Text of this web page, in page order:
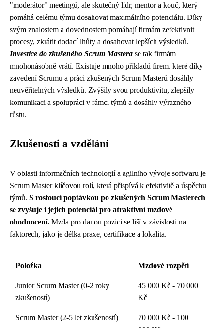
"moderátor" meetingů, ale skutečný lídr, mentor a kouč, který
pomáhá celému týmu dosahovat maximálního potenciálu. Díky
svým znalostem a dovednostem pomáhají firmám zefektivnit
procesy, zkrátit dodací lhůty a dosahovat lepších výsledků.
Investice do zkušeného Scrum Mastera se tak firmám
mnohonásobně vrátí. Existuje mnoho příkladů firem, které díky
zavedení Scrumu a práci zkušených Scrum Masterů dosáhly
neuvěřitelných výsledků. Zvýšily svou produktivitu, zlepšily
komunikaci a spolupráci v rámci týmů a dosáhly výrazného
růstu.
Zkušenosti a vzdělání
V oblasti informačních technologií a agilního vývoje softwaru je
Scrum Master klíčovou rolí, která přispívá k efektivitě a úspěchu
týmů. S rostoucí poptávkou po zkušených Scrum Masterech
se zvyšuje i jejich potenciál pro atraktivní mzdové
ohodnocení. Mzda pro danou pozici se liší v závislosti na
faktorech, jako je délka praxe, certifikace a lokalita.
Položka Mzdové rozpětí
Junior Scrum Master (0-2 roky
zkušeností)
45 000 Kč - 70 000
Kč
Scrum Master (2-5 let zkušeností)
70 000 Kč - 100